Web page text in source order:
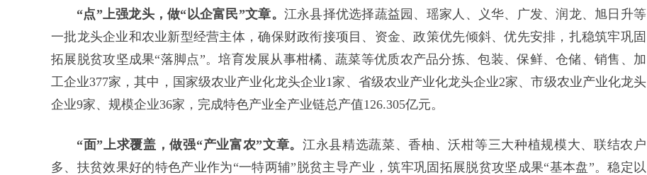
“点”上强龙头，做“以企富民”文章。 江永县择优选择蔬益园、瑶家人、义华、广发、润龙、旭日升等
一批龙头企业和农业新型经营主体，确保财政衔接项目、资金、政策优先倾斜、优先安排，扎稳筑牢巩固
拓展脱贫攻坚成果“落脚点”。培育发展从事柑橘、蔬菜等优质农产品分拣、包装、保鲜、仓储、销售、加
工企业377家，其中，国家级农业产业化龙头企业1家、省级农业产业化龙头企业2家、市级农业产业化龙头
企业9家、规模企业36家，完成特色产业全产业链总产值126.305亿元。
“面”上求覆盖，做强“产业富农”文章。 江永县精选蔬菜、香柚、沃柑等三大种植规模大、联结农户
多、扶贫效果好的特色产业作为“一特两辅”脱贫主导产业，筑牢巩固拓展脱贫攻坚成果“基本盘”。稳定以